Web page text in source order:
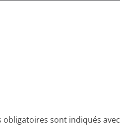
obligatoires sont indiqués avec